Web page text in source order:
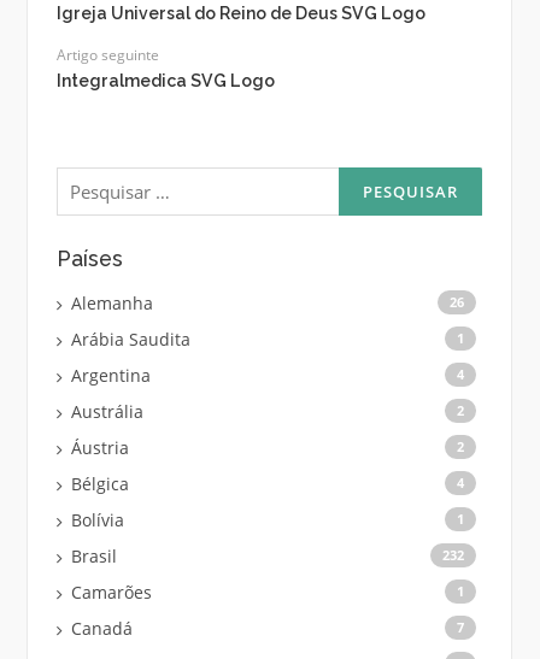
Igreja Universal do Reino de Deus SVG Logo
Artigo seguinte
Integralmedica SVG Logo
Pesquisar
por:
Países
Alemanha 26
Arábia Saudita 1
Argentina 4
Austrália 2
Áustria 2
Bélgica 4
Bolívia 1
Brasil 232
Camarões 1
Canadá 7